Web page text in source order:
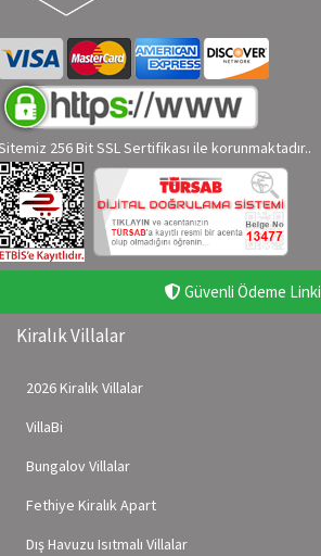
256 Bit SSL Sertifikası ile korunmaktadır..
Güvenli Ödeme Linki
Kiralık Villalar
2026 Kiralık Villalar
VillaBi
Bungalov Villalar
Fethiye Kiralık Apart
Dış Havuzu Isıtmalı Villalar